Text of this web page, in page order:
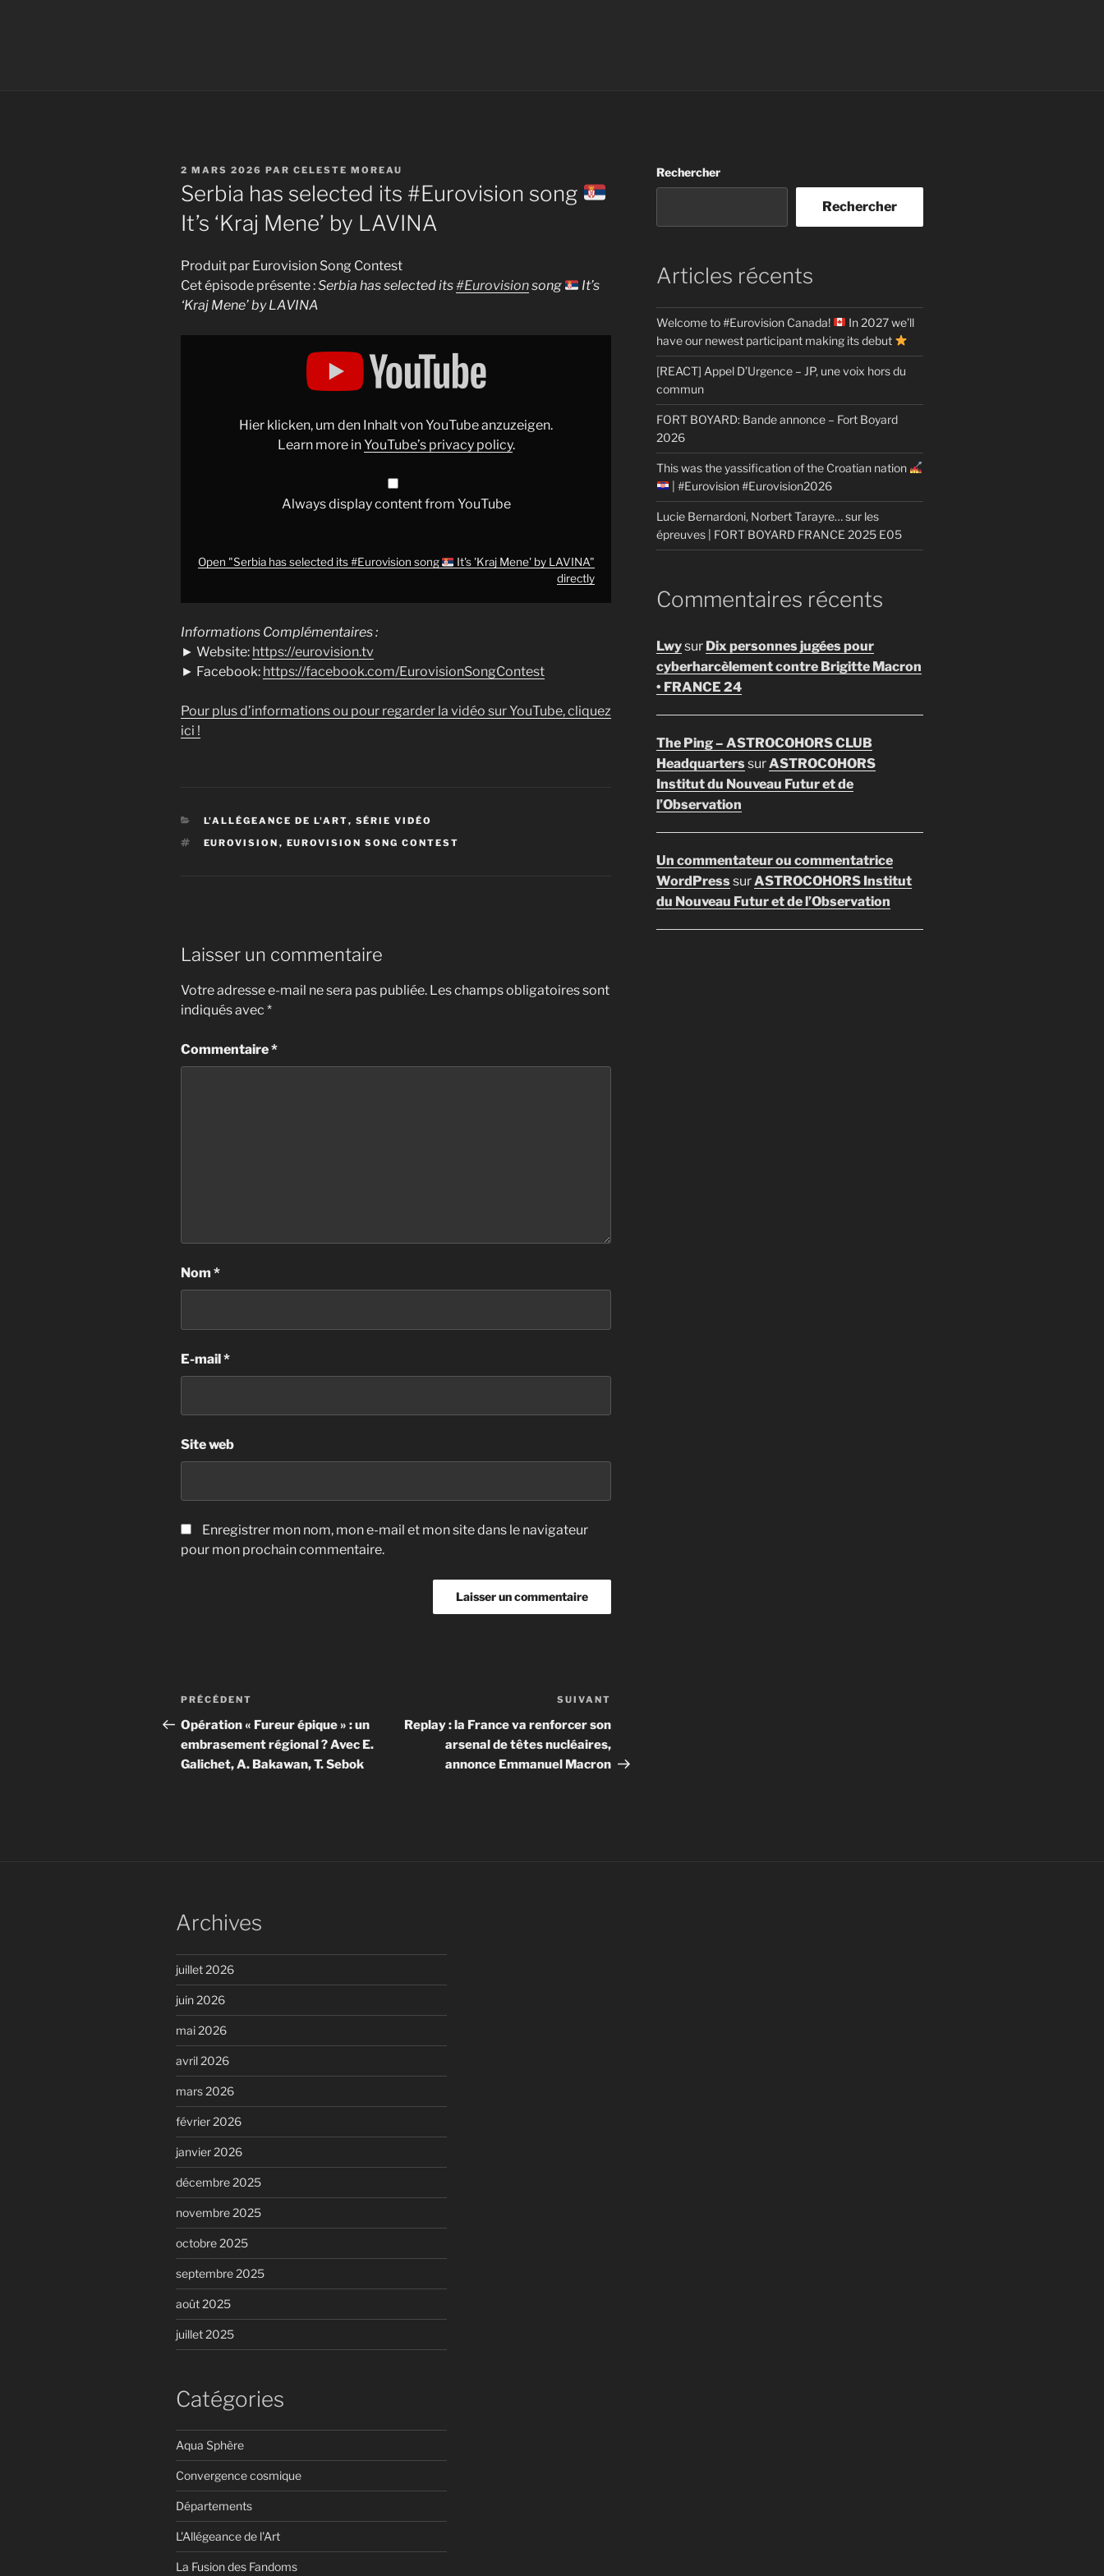
PUBLIÉ
LE
2 MARS 2026 PAR CELESTE MOREAU
Serbia has selected its #Eurovision song
It’s ‘Kraj Mene’ by LAVINA
Produit par Eurovision Song Contest
Cet épisode présente :Serbia has selected its#Eurovisionsong
It’s
‘Kraj Mene’ by LAVINA
from
Hier klicken, um den Inhalt von YouTube anzuzeigen.
Learn more inYouTube’s privacy policy.
Always display content from YouTube
Open "Serbia has selected its #Eurovision song
It's 'Kraj Mene' by LAVINA"
directly
Informations Complémentaires :
► Website: https://eurovision.tv
► Facebook: https://facebook.com/EurovisionSongContest
Pour plus d’informations ou pour regarder la vidéo sur YouTube, cliquez
ici !
CATÉGORIES
L'ALLÉGEANCE DE L'ART, SÉRIE VIDÉO
ÉTIQUETTES
EUROVISION , EUROVISION SONG CONTEST
Laisser un commentaire
Votre adresse e-mail ne sera pas publiée. Les champs obligatoires sont
indiqués avec *
Commentaire*
Nom *
E-mail*
Site web
Enregistrer mon nom, mon e-mail et mon site dans le navigateur
pour mon prochain commentaire.
Navigation
de
l’article
Article
précédent
PRÉCÉDENT
Opération « Fureur épique » : un
embrasement régional ? Avec E.
Galichet, A. Bakawan, T. Sebok
suivant
SUIVANT
Replay : la France va renforcer son
arsenal de têtes nucléaires,
annonce Emmanuel Macron
Rechercher
Rechercher
Articles récents
Welcome to #Eurovision Canada!
In 2027 we’ll
have our newest participant making its debut
[REACT] Appel D’Urgence – JP, une voix hors du
commun
FORT BOYARD: Bande annonce – Fort Boyard
2026
This was the yassification of the Croatian nation
| #Eurovision #Eurovision2026
Lucie Bernardoni, Norbert Tarayre… sur les
épreuves | FORT BOYARD FRANCE 2025 E05
Commentaires récents
Lwysur Dix personnes jugées pour
cyberharcèlement contre Brigitte Macron
• FRANCE 24
The Ping – ASTROCOHORS CLUB
HeadquarterssurASTROCOHORS
Institut du Nouveau Futur et de
l’Observation
Un commentateur ou commentatrice
WordPresssurASTROCOHORS Institut
du Nouveau Futur et de l’Observation
Archives
juillet 2026
juin 2026
mai 2026
avril 2026
mars 2026
février 2026
janvier 2026
décembre 2025
novembre 2025
octobre 2025
septembre 2025
août 2025
juillet 2025
Catégories
Aqua Sphère
Convergence cosmique
Départements
L'Allégeance de l'Art
La Fusion des Fandoms